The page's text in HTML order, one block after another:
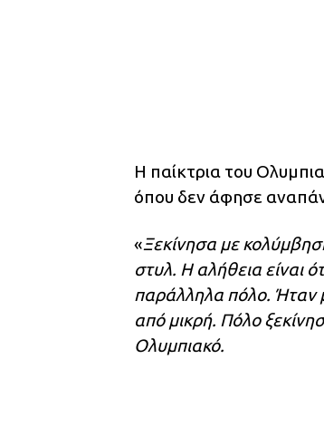
Η παίκτρια του
όπου δεν άφησε
«Ξεκίνησα με
στυλ. Η αλήθεια είναι
παράλληλα πόλο. Ήταν
από μικρή. Πόλο
Ολυμπιακό.